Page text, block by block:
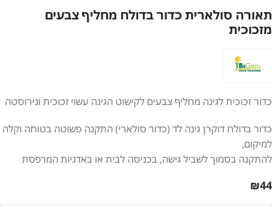
תאורה סולארית כדור בדולח מחליף צבעים
מזכוכית
כדור זכוכית לגינה מחליף צבעים לקישוט הגינה עשוי זכוכית ונירוסטה
כדור בדולח דוקרן גינה לד (כדור סולארי) התקנה פשוטה בטוחה וקלה
למיקום,
להתקנה בסמוך לשביל גישה, בכניסה לבית או באדניות המרפסת
₪44